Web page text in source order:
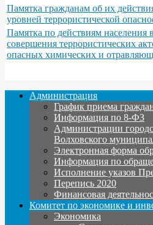
Памятка гражданам об их
уровней террористической
Памятка по действиям населения
совершения террористических
опасных химических и
Администрация
График приема
Информация по 8-ФЗ
Администрации
Волховского
Электронная форма
Информация по
Исполнение указов
Перепись 2020
Финансовая
Комитет по экономике и
Экономика